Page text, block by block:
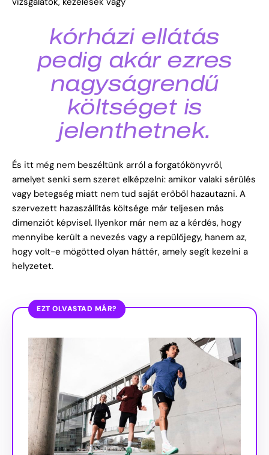
kórházi ellátás
pedig akár ezres
nagyságrendű
költséget is
jelenthetnek.
És itt még nem beszéltünk arról a forgatókönyvről,
amelyet senki sem szeret elképzelni: amikor valaki sérülés
vagy betegség miatt nem tud saját erőből hazautazni. A
szervezett hazaszállítás költsége már teljesen más
dimenziót képvisel. Ilyenkor már nem az a kérdés, hogy
mennyibe került a nevezés vagy a repülőjegy, hanem az,
hogy volt-e mögötted olyan háttér, amely segít kezelni a
helyzetet.
EZT OLVASTAD MÁR?